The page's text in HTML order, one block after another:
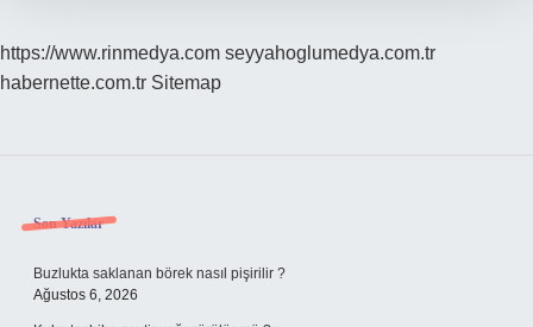
https://www.rinmedya.com seyyahoglumedya.com.tr
habernette.com.tr Sitemap
Sidebar
Son Yazılar
Buzlukta saklanan börek nasıl pişirilir ?
Ağustos 6, 2026